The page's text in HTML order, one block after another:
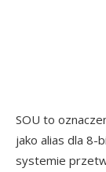
SOU to
jako alias dla 8-
systemie